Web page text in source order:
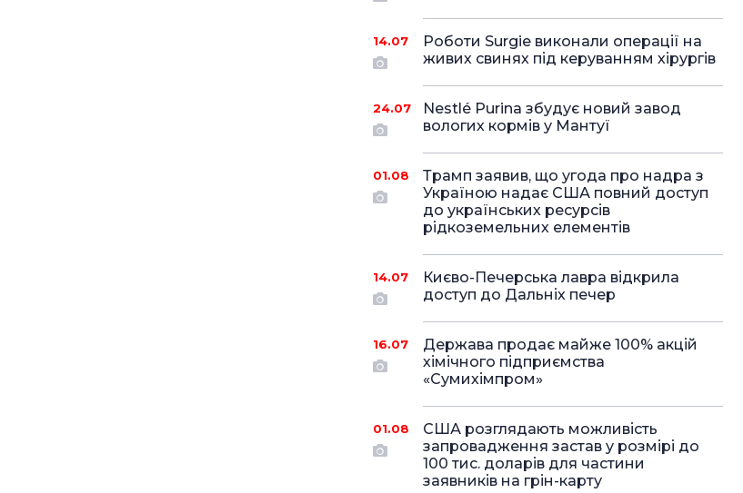
14.07
Роботи Surgie виконали операції на
живих свинях під керуванням хірургів
24.07
Nestlé Purina збудує новий завод
вологих кормів у Мантуї
01.08
Трамп заявив, що угода про надра з
Україною надає США повний доступ
до українських ресурсів
рідкоземельних елементів
14.07
Києво-Печерська лавра відкрила
доступ до Дальніх печер
16.07
Держава продає майже 100% акцій
хімічного підприємства
«Сумихімпром»
01.08
США розглядають можливість
запровадження застав у розмірі до
100 тис. доларів для частини
заявників на грін-карту